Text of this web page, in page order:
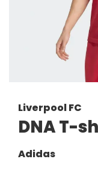
Liverpool FC
DNA T-
Adidas